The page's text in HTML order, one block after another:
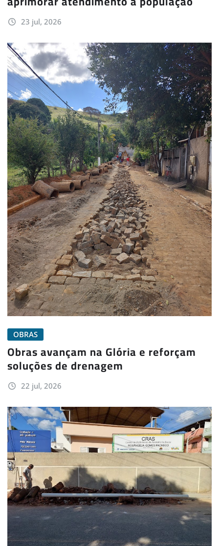
23 jul, 2026
OBRAS
Obras avançam na Glória e reforçam
soluções de drenagem
22 jul, 2026